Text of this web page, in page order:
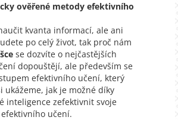
ověřené metody efektivního
kvanta informací, ale ani
po celý život, tak proč nám
se dozvíte o nejčastějších
dopouštějí, ale především se
efektivního učení, který
ukážeme, jak je možné díky
inteligence zefektivnit svoje
učení.